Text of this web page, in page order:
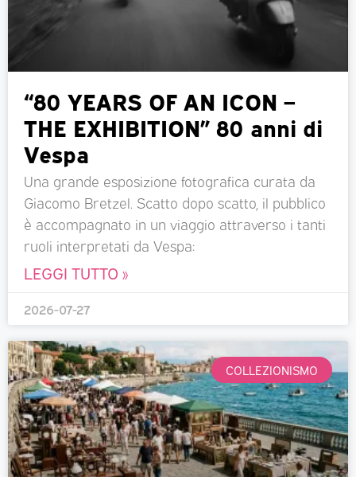
“80 YEARS OF AN ICON –
THE EXHIBITION” 80 anni di
Vespa
Una grande esposizione fotografica curata da
Giacomo Bretzel. Scatto dopo scatto, il pubblico
è accompagnato in un viaggio attraverso i tanti
ruoli interpretati da Vespa:
LEGGI TUTTO »
2026-07-27
COLLEZIONISMO